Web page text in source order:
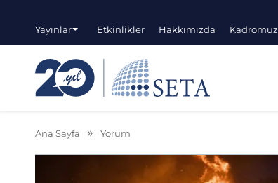
Yayınlar Etkinlikler Hakkımızda Kadromuz
Ana Sayfa Yorum